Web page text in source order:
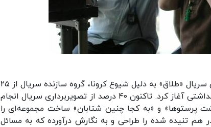
به گزارش ایسنا به نقل از سیمافیلم، پس از توقف تصویربرداری سریال «طلاق» به دلیل شیوع کرونا، گروه سازنده سریال از ۲۵
خردادماه تصویربرداری پروژه را در تهران با رعایت پروتکل‌های بهداشتی آغاز کرد. تاکنون ۴۰ درصد از تصویربرداری سریال انجام
پرستوها» و «به کجا چنین شتابان» ساخت مجموعه‌ای را
هم تنیده شده را طراحی و به نگارش درآورده که به مسائل